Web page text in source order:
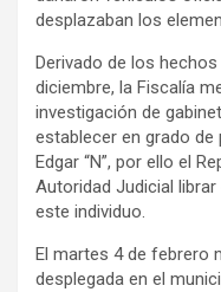
desplazaban los
Derivado de los
diciembre, la Fiscalía
investigación de
establecer en grado de
Edgar “N”, por ello el
Autoridad Judicial
este individuo.
El martes 4 de febrero
desplegada en el